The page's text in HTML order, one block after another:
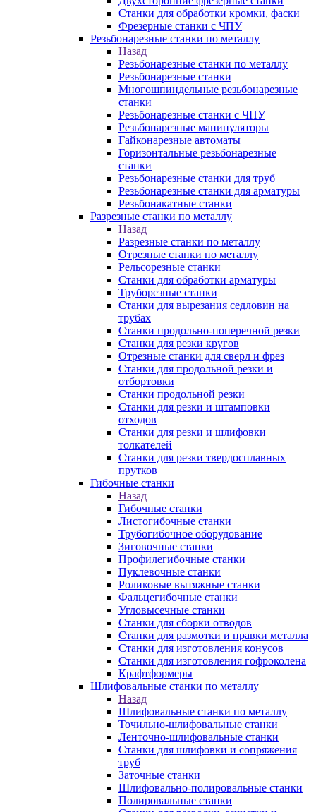
Станки для обработки кромки, фаски
Фрезерные станки с ЧПУ
Резьбонарезные станки по металлу
Назад
Резьбонарезные станки по металлу
Резьбонарезные станки
Многошпиндельные резьбонарезные
станки
Резьбонарезные станки с ЧПУ
Резьбонарезные манипуляторы
Гайконарезные автоматы
Горизонтальные резьбонарезные
станки
Резьбонарезные станки для труб
Резьбонарезные станки для арматуры
Резьбонакатные станки
Разрезные станки по металлу
Назад
Разрезные станки по металлу
Отрезные станки по металлу
Рельсорезные станки
Станки для обработки арматуры
Труборезные станки
Станки для вырезания седловин на
трубаx
Станки продольно-поперечной резки
Станки для резки кругов
Отрезные станки для сверл и фрез
Станки для продольной резки и
отбортовки
Станки продольной резки
Станки для резки и штамповки
отходов
Станки для резки и шлифовки
толкателей
Станки для резки твердосплавных
прутков
Гибочные станки
Назад
Гибочные станки
Листогибочные станки
Трубогибочное оборудование
Зиговочные станки
Профилегибочные станки
Пуклевочные станки
Роликовые вытяжные станки
Фальцегибочные станки
Угловысечные станки
Станки для сборки отводов
Станки для размотки и правки металла
Станки для изготовления конусов
Станки для изготовления гофроколена
Крафтформеры
Шлифовальные станки по металлу
Назад
Шлифовальные станки по металлу
Точильно-шлифовальные станки
Ленточно-шлифовальные станки
Станки для шлифовки и сопряжения
труб
Заточные станки
Шлифовально-полировальные станки
Полировальные станки